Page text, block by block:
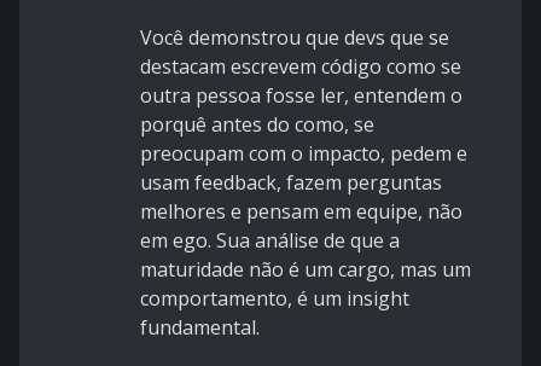
Você demonstrou que devs que se
destacam escrevem código como se
outra pessoa fosse ler, entendem o
porquê antes do como, se
preocupam com o impacto, pedem e
usam feedback, fazem perguntas
melhores e pensam em equipe, não
em ego. Sua análise de que a
maturidade não é um cargo, mas um
comportamento, é um insight
fundamental.